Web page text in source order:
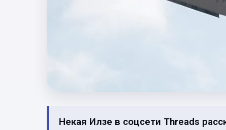
Некая Илзе в соцсети Threads